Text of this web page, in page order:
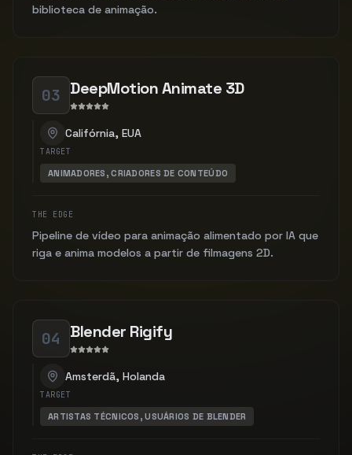
biblioteca de animação.
03 DeepMotion Animate 3D
Califórnia, EUA
TARGET
ANIMADORES, CRIADORES DE CONTEÚDO
THE EDGE
Pipeline de vídeo para animação alimentado por IA que
riga e anima modelos a partir de filmagens 2D.
04 Blender Rigify
Amsterdã, Holanda
TARGET
ARTISTAS TÉCNICOS, USUÁRIOS DE BLENDER